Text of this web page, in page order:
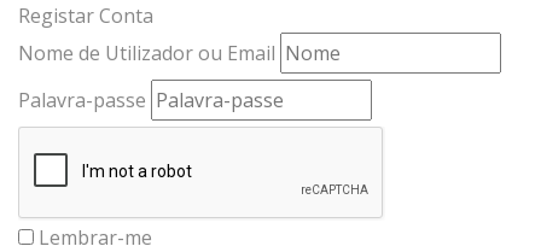
Registar Conta
Nome de Utilizador ou Email
Palavra-passe
Lembrar-me